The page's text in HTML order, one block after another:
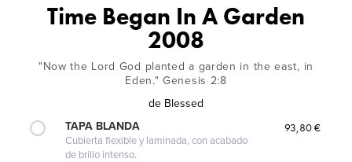
Time Began In A Garden
2008
"Now the Lord God planted a garden in the east, in
Eden." Genesis 2:8
de Blessed
TAPA BLANDA
Cubierta flexible y laminada, con acabado
de brillo intenso.
93,80 €